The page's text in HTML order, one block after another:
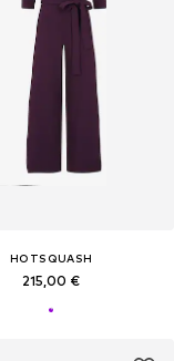
HOTSQUASH
215,00 €